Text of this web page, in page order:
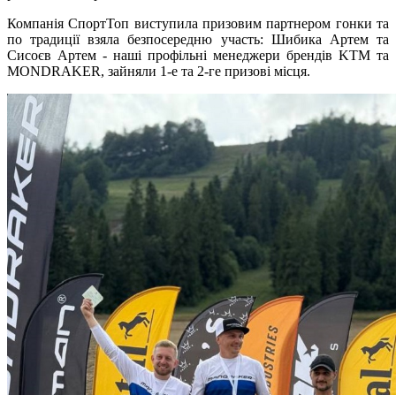
Компанія СпортТоп виступила призовим партнером гонки та
по традиції взяла безпосередню участь: Шибика Артем та
Сисоєв Артем - наші профільні менеджери брендів KTM та
MONDRAKER, зайняли 1-е та 2-ге призові місця.